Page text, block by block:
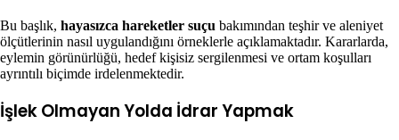
Bu başlık, hayasızca hareketler suçu bakımından teşhir ve aleniyet
ölçütlerinin nasıl uygulandığını örneklerle açıklamaktadır. Kararlarda,
eylemin görünürlüğü, hedef kişisiz sergilenmesi ve ortam koşulları
ayrıntılı biçimde irdelenmektedir.
İşlek Olmayan Yolda İdrar Yapmak